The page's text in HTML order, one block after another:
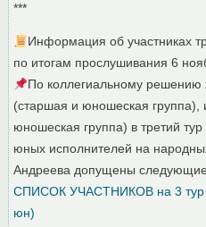
***
Информация об участниках
по итогам прослушивания 6
По коллегиальному
(старшая и юношеская
юношеская группа) в третий
юных исполнителей на
Андреева допущены следующие
СПИСОК УЧАСТНИКОВ на 3 тур
юн)